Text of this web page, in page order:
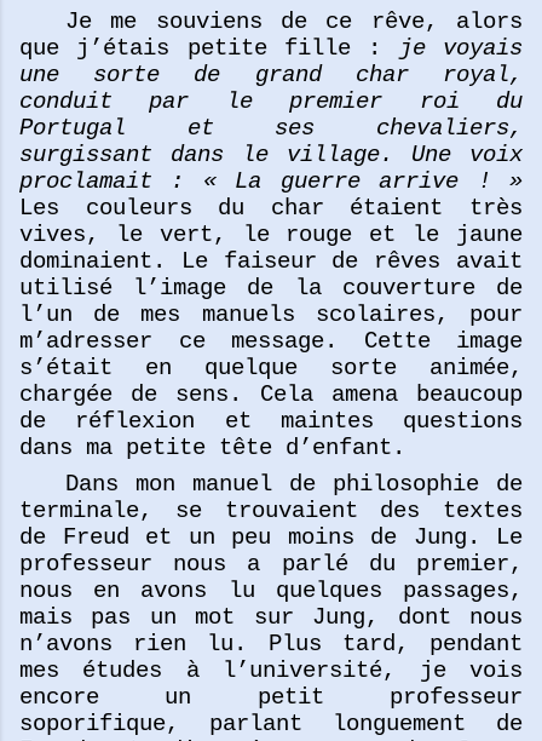
Je me souviens de ce rêve, alors
que j’étais petite fille :
je voyais
une sorte de grand char royal,
conduit par le premier roi du
Portugal et ses chevaliers,
surgissant dans le village. Une voix
proclamait : « La guerre arrive ! »
Les couleurs du char étaient très
vives, le vert, le rouge et le jaune
dominaient. Le faiseur de rêves avait
utilisé l’image de la couverture de
l’un de mes manuels scolaires, pour
m’adresser ce message. Cette image
s’était en quelque sorte animée,
chargée de sens. Cela amena beaucoup
de réflexion et maintes questions
dans ma petite tête d’enfant.
Dans mon manuel de philosophie de
terminale, se trouvaient des textes
de Freud et un peu moins de Jung. Le
professeur nous a parlé du premier,
nous en avons lu quelques passages,
mais pas un mot sur Jung, dont nous
n’avons rien lu. Plus tard, pendant
mes études à l’université, je vois
encore un petit professeur
soporifique, parlant longuement de